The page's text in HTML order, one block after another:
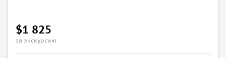
$1 825
за экскурсию